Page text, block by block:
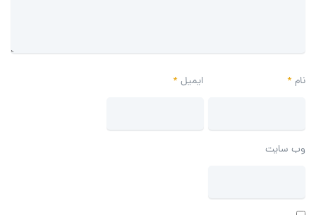
نام* ایمیل*
وب‌ سایت